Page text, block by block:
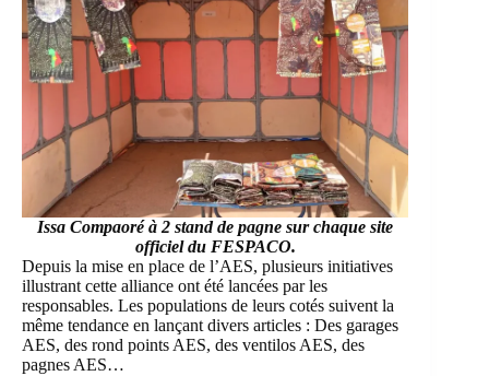
Issa Compaoré à 2 stand de pagne sur chaque site
officiel du FESPACO.
Depuis la mise en place de l’AES, plusieurs initiatives
illustrant cette alliance ont été lancées par les
responsables. Les populations de leurs cotés suivent la
même tendance en lançant divers articles : Des garages
AES, des rond points AES, des ventilos AES, des
pagnes AES…